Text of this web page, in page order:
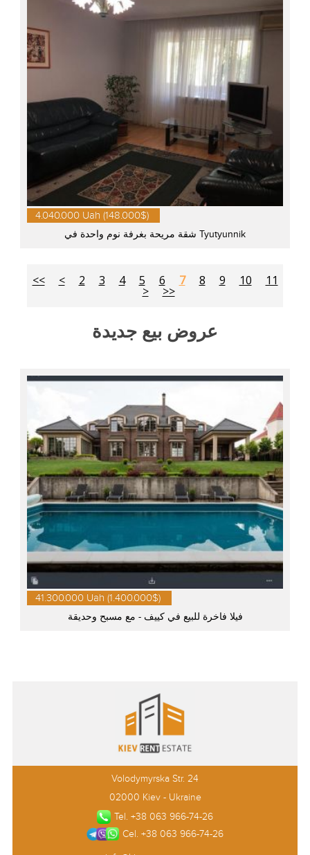
4.040.000 Uah (148.000$)
شقة مريحة بغرفة نوم واحدة في Tyutyunnik
<< < 2 3 4 5 6 7 8 9 10 11
> >>
عروض بيع جديدة
41.300.000 Uah (1.400.000$)
فيلا فاخرة للبيع في كييف - مع مسبح وحديقة
Volodymyrska Str. 24
02000 Kiev - Ukraine
Tel. +38 063 966-74-26
Cel. +38 063 966-74-26